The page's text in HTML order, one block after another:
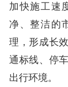
加快施工速
净、整洁的
理，形成长
通标线、停
出行环境。